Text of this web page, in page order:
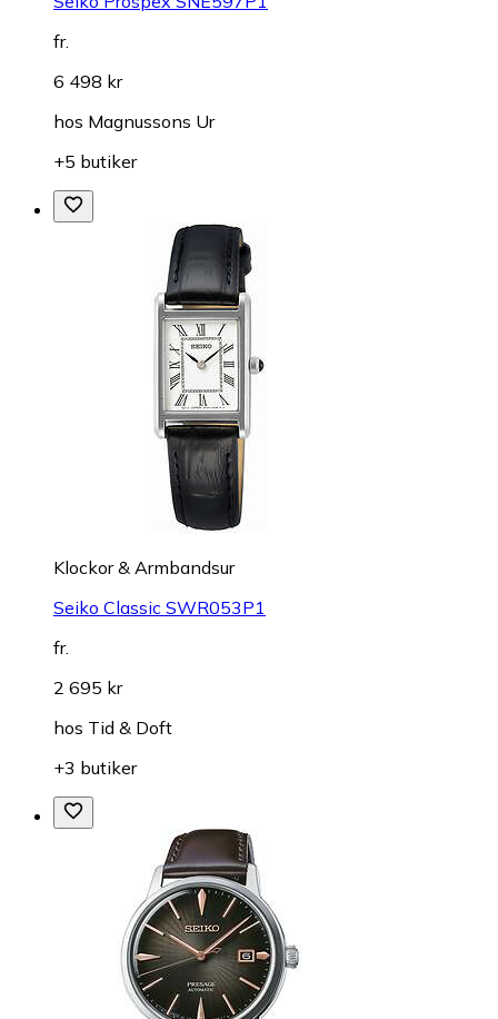
fr.
6 498 kr
hos Magnussons Ur
+5 butiker
Klockor & Armbandsur
Seiko Classic SWR053P1
fr.
2 695 kr
hos Tid & Doft
+3 butiker